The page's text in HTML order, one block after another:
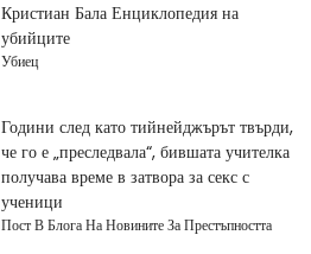
Кристиан Бала Енциклопедия на
убийците
Убиец
Години след като тийнейджърът твърди,
че го е „преследвала“, бившата учителка
получава време в затвора за секс с
ученици
Пост В Блога На Новините За Престъпността